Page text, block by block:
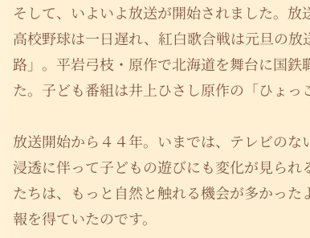
そして、いよいよ放送が開始されました。
高校野球は一日遅れ、紅白歌合戦は元旦の
路」。平岩弓枝・原作で北海道を舞台に国
た。子ども番組は井上ひさし原作の「ひょっ
放送開始から４４年。いまでは、テレビの
浸透に伴って子どもの遊びにも変化が見ら
たちは、もっと自然と触れる機会が多かっ
報を得ていたのです。